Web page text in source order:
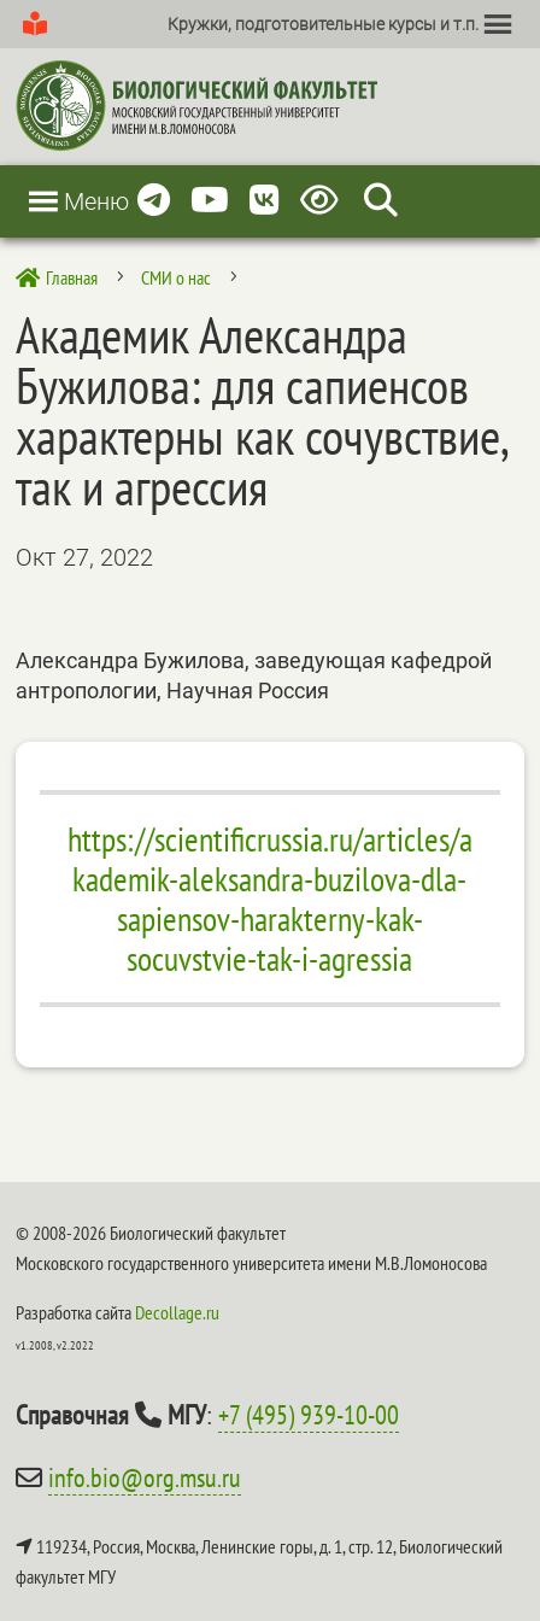
Кружки, подготовительные курсы и т.п.
Меню
 Главная 5 СМИ о нас 5
Академик Александра
Бужилова: для сапиенсов
характерны как сочувствие,
так и агрессия
Окт 27, 2022
Александра Бужилова, заведующая кафедрой
антропологии, Научная Россия
https://scientificrussia.ru/articles/a
kademik-aleksandra-buzilova-dla-
sapiensov-harakterny-kak-
socuvstvie-tak-i-agressia
© 2008-2026 Биологический факультет
Московского государственного университета имени М.В.Ломоносова
Разработка сайта Decollage.ru
v1.2008, v2.2022
Справочная МГУ:+7 (495) 939-10-00
info.bio@org.msu.ru
119234, Россия, Москва, Ленинские горы, д. 1, стр. 12,Биологический
факультет МГУ